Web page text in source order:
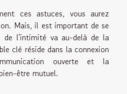
ces astuces, vous aurez
Mais, il est important de se
de l'intimité va au-delà de la
clé réside dans la connexion
ouverte et la
être mutuel.